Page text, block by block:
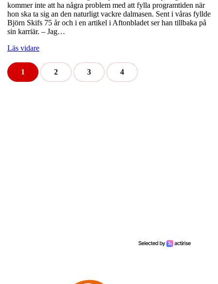
kommer inte att ha några problem med att fylla programtiden när
hon ska ta sig an den naturligt vackre dalmasen. Sent i våras fyllde
Björn Skifs 75 år och i en artikel i Aftonbladet ser han tillbaka på
sin karriär. – Jag…
Läs vidare
1 2 3 4